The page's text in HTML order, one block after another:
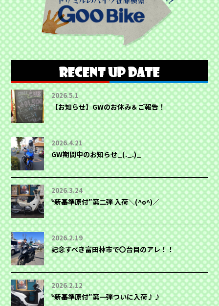
2026.5.1
【お知らせ】GWのお休み＆ご報告！
2026.4.21
GW期間中のお知らせ_(._.)_
2026.3.24
‶新基準原付″第二弾 入荷＼(^o^)／
2026.2.19
記念すべき富田林市で〇台目のアレ！！
2026.2.12
‶新基準原付″第一弾ついに入荷♪♪